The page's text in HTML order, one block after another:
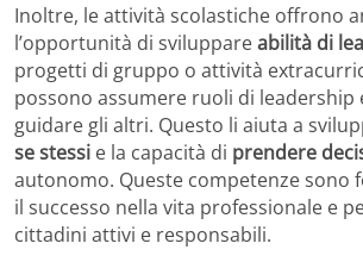
Inoltre, le attività scolastiche offrono
l’opportunità di sviluppareabilità di
progetti di gruppo o attività
possono assumere ruoli di leadership
guidare gli altri. Questo li aiuta a
se stessi e la capacità di prendere
autonomo. Queste competenze sono
il successo nella vita professionale e
cittadini attivi e responsabili.